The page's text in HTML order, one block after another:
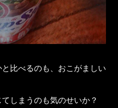
比べるのも、おこがましい
しまうのも気のせいか？